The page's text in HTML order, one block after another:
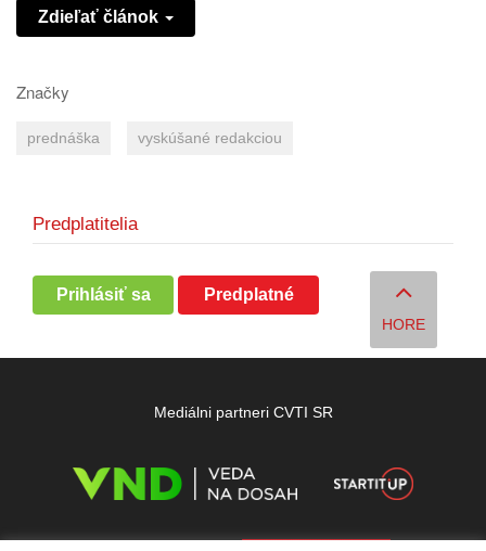
Zdieľať článok
Značky
prednáška vyskúšané redakciou
Predplatitelia
Prihlásiť sa Predplatné
HORE
Mediálni partneri CVTI SR